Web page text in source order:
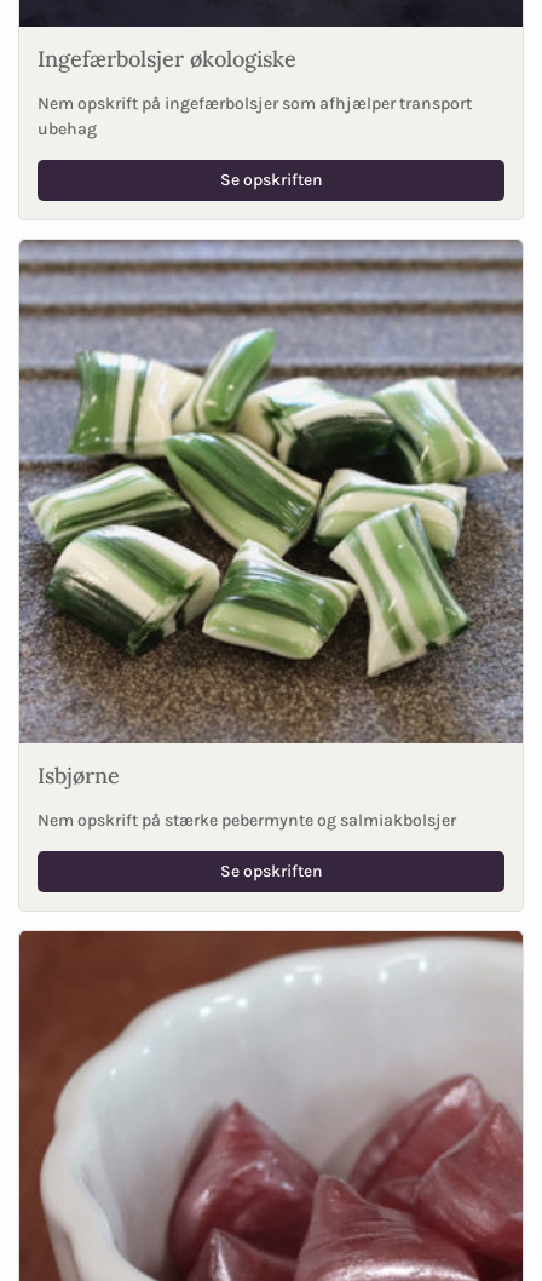
Ingefærbolsjer økologiske
Nem opskrift på ingefærbolsjer som afhjælper transport
ubehag
Se opskriften
Isbjørne
Nem opskrift på stærke pebermynte og salmiakbolsjer
Se opskriften